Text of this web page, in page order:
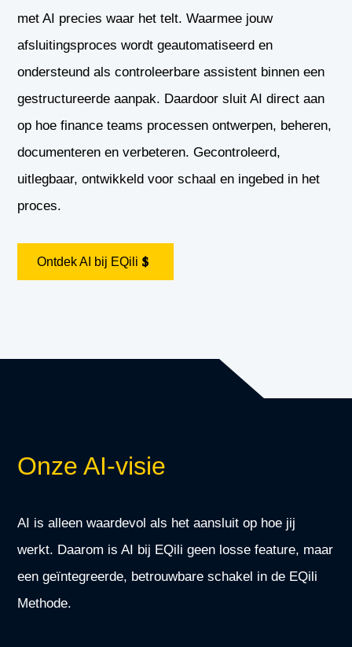
met AI precies waar het telt. Waarmee jouw
afsluitingsproces wordt geautomatiseerd en
ondersteund als controleerbare assistent binnen een
gestructureerde aanpak. Daardoor sluit AI direct aan
op hoe finance teams processen ontwerpen, beheren,
documenteren en verbeteren. Gecontroleerd,
uitlegbaar, ontwikkeld voor schaal en ingebed in het
proces.
Ontdek AI bij EQili
Onze AI-visie
AI is alleen waardevol als het aansluit op hoe jij
werkt. Daarom is AI bij EQili geen losse feature, maar
een geïntegreerde, betrouwbare schakel in de EQili
Methode.